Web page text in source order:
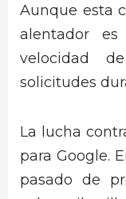
Aunque esta
alentador
velocidad
solicitudes
La lucha
para Google.
pasado de